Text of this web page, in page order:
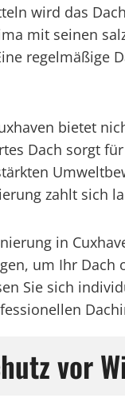
wird das
mit seinen
regelmäßige
bietet
Dach sorgt
zahlt sich
in
um Ihr
Sie sich
vor